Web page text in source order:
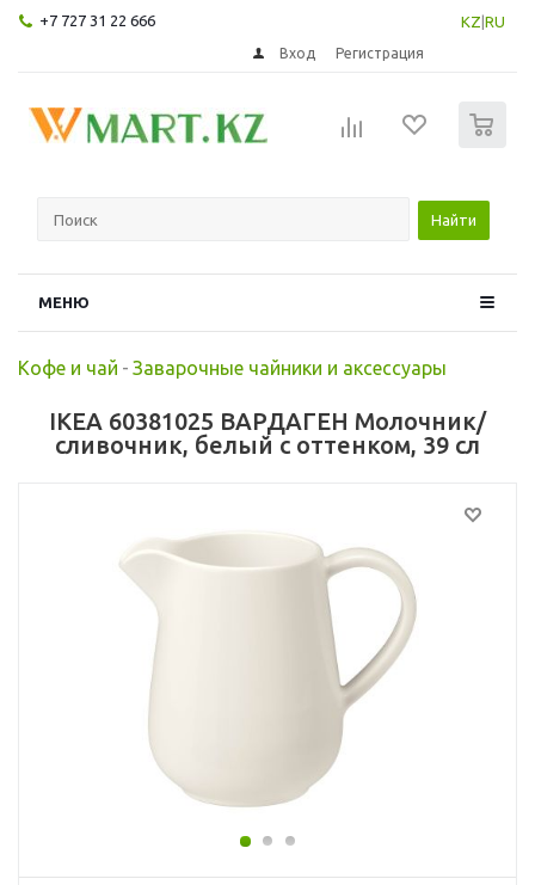
+7 727 31 22 666 KZ RU
Вход Регистрация
Найти
МЕНЮ
Кофе и чай - Заварочные чайники и аксессуары
IKEA 60381025 ВАРДАГЕН Молочник/
сливочник, белый с оттенком, 39 сл